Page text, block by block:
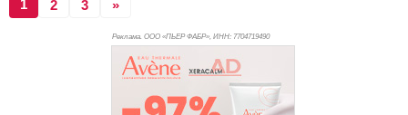
1 2 3 »
Реклама. ООО «ПЬЕР ФАБР», ИНН: 7704719490